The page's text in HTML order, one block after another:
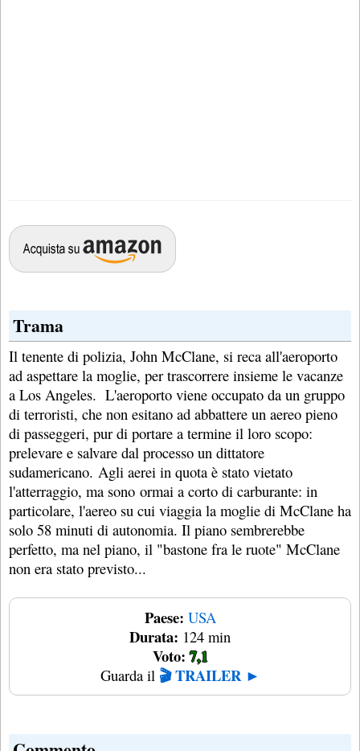
Trama
Il tenente di polizia, John McClane, si reca all'aeroporto
ad aspettare la moglie, per trascorrere insieme le vacanze
a Los Angeles. L'aeroporto viene occupato da un gruppo
di terroristi, che non esitano ad abbattere un aereo pieno
di passeggeri, pur di portare a termine il loro scopo:
prelevare e salvare dal processo un dittatore
sudamericano. Agli aerei in quota è stato vietato
l'atterraggio, ma sono ormai a corto di carburante: in
particolare, l'aereo su cui viaggia la moglie di McClane ha
solo 58 minuti di autonomia. Il piano sembrerebbe
perfetto, ma nel piano, il "bastone fra le ruote" McClane
non era stato previsto...
Paese: USA
Durata: 124 min
Voto: 7,1
Guarda il 🎬 TRAILER ►